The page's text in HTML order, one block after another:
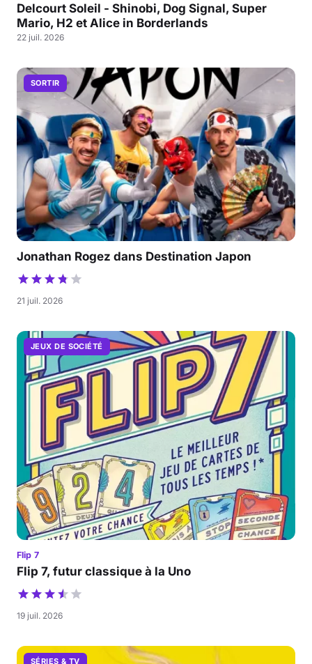
Delcourt Soleil - Shinobi, Dog Signal, Super
Mario, H2 et Alice in Borderlands
22 juil. 2026
SORTIR
Jonathan Rogez dans Destination Japon
21 juil. 2026
JEUX DE SOCIÉTÉ
Flip 7
Flip 7, futur classique à la Uno
19 juil. 2026
SÉRIES & TV